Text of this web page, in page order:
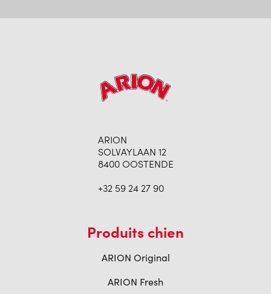
ARION
SOLVAYLAAN 12
8400 OOSTENDE
+32 59 24 27 90
Produits chien
ARION Original
ARION Fresh